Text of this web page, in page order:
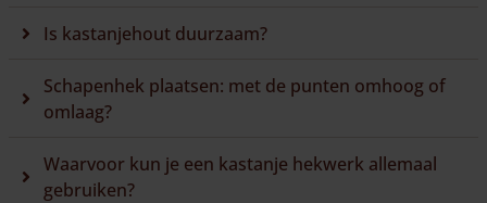
Is kastanjehout duurzaam?
Schapenhek plaatsen: met de punten omhoog of
omlaag?
Waarvoor kun je een kastanje hekwerk allemaal
gebruiken?